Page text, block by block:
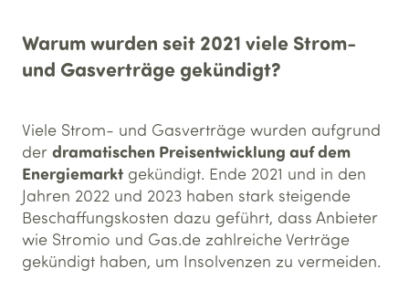
Warum wurden seit 2021 viele Strom-
und Gasverträge gekündigt?
Viele Strom- und Gasverträge wurden aufgrund
der dramatischen Preisentwicklung auf dem
Energiemarkt gekündigt. Ende 2021 und in den
Jahren 2022 und 2023 haben stark steigende
Beschaffungskosten dazu geführt, dass Anbieter
wie Stromio und Gas.de zahlreiche Verträge
gekündigt haben, um Insolvenzen zu vermeiden.